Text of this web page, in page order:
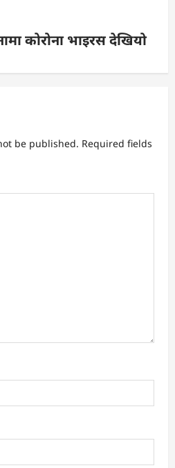
कोरोना भाइरस देखियो
be published. Required fields